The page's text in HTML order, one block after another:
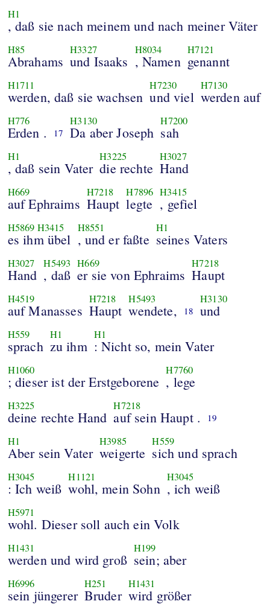
H1
, daß sie nach meinem und nach meiner Väter
H85
Abrahams
H3327
und Isaaks
H8034
, Namen
H7121
genannt
H1711
werden, daß sie wachsen
H7230
und viel
H7130
werden auf
H776
Erden . 17
H3130
Da aber Joseph
H7200
sah
H1
, daß sein Vater
H3225
die rechte
H3027
Hand
H669
auf Ephraims
H7218
Haupt
H7896
legte
H3415
, gefiel
H5869 H3415
es ihm übel
H8551
, und er faßte
H1
seines Vaters
H3027
Hand
H5493
, daß
H669
er sie von Ephraims
H7218
Haupt
H4519
auf Manasses
H7218
Haupt
H5493
wendete, 18
H3130
und
H559
sprach
H1
zu ihm
H1
: Nicht so, mein Vater
H1060
; dieser ist der Erstgeborene
H7760
, lege
H3225
deine rechte Hand
H7218
auf sein Haupt . 19
H1
Aber sein Vater
H3985
weigerte
H559
sich und sprach
H3045
: Ich weiß
H1121
wohl, mein Sohn
H3045
, ich weiß
H5971
wohl. Dieser soll auch ein Volk
H1431
werden und wird groß
H199
sein; aber
H6996
sein jüngerer
H251
Bruder
H1431
wird größer